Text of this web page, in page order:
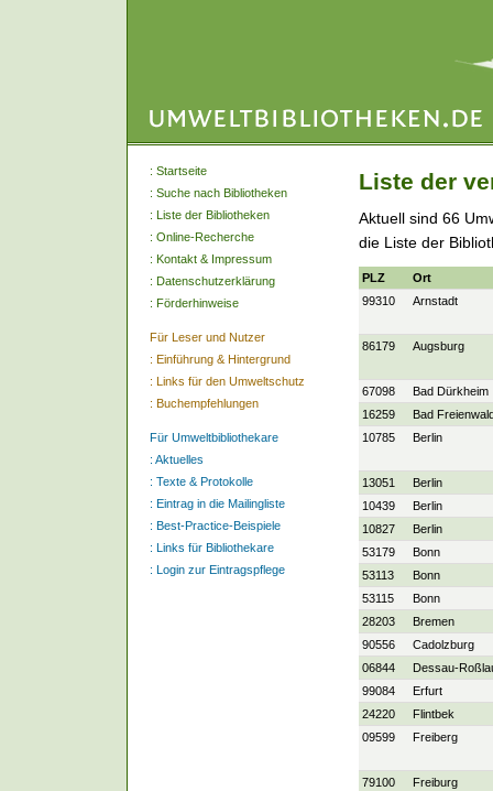
: Startseite
: Suche nach Bibliotheken
: Liste der Bibliotheken
: Online-Recherche
: Kontakt & Impressum
: Datenschutzerklärung
: Förderhinweise
Für Leser und Nutzer
: Einführung & Hintergrund
: Links für den Umweltschutz
: Buchempfehlungen
Für Umweltbibliothekare
: Aktuelles
: Texte & Protokolle
: Eintrag in die Mailingliste
: Best-Practice-Beispiele
: Links für Bibliothekare
: Login zur Eintragspflege
Liste der
Aktuell sind 66
die Liste der
PLZ
Ort
99310
Arnstadt
86179 Augsburg
67098
Bad Dürkheim
16259
Bad
10785
Berlin
13051
Berlin
10439
Berlin
10827
Berlin
53179
Bonn
53113
Bonn
53115
Bonn
28203
Bremen
90556
Cadolzburg
06844
Dessau-
99084
Erfurt
24220
Flintbek
09599
Freiberg
79100
Freiburg